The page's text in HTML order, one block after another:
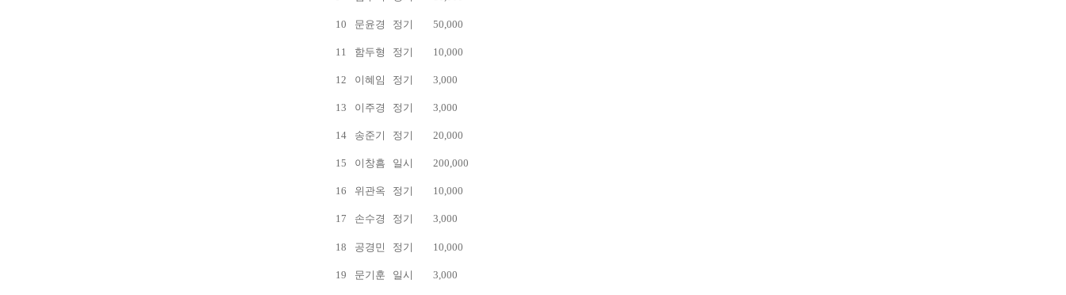
10 문윤경 정기 50,000
11 함두형 정기 10,000
12 이혜임 정기 3,000
13 이주경 정기 3,000
14 송준기 정기 20,000
15 이창흠 일시 200,000
16 위관옥 정기 10,000
17 손수경 정기 3,000
18 공경민 정기 10,000
19 문기훈 일시 3,000